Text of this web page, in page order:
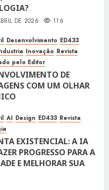
DE 2026 116
Desenvolvimento ED433
Inovação Revista
pelo Editor
DE
COM UM OLHAR
AI Design ED433 Revista
EXISTENCIAL: A IA
PROGRESSO PARA A
E MELHORAR SUA